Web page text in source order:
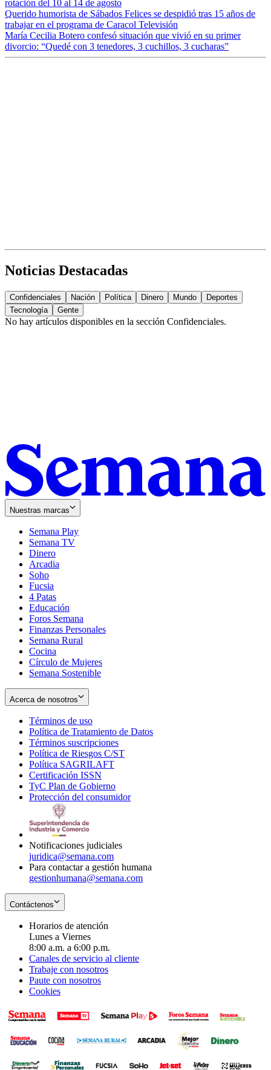
rotación del 10 al 14 de agosto
Querido humorista de Sábados Felices se despidió tras 15 años de
trabajar en el programa de Caracol Televisión
María Cecilia Botero confesó situación que vivió en su primer
divorcio: “Quedé con 3 tenedores, 3 cuchillos, 3 cucharas”
Noticias Destacadas
Confidenciales Nación Política Dinero Mundo
Deportes
Tecnología
Gente
No hay artículos disponibles en la sección Confidenciales.
Nuestras marcas
Semana Play
Semana TV
Dinero
Arcadia
Soho
in
new
window
Fucsia
in
new
window
4 Patas
Educación
Foros Semana
Finanzas Personales
Semana Rural
Cocina
Círculo de Mujeres
Semana Sostenible
Acerca de nosotros
Términos de uso
in
new
window
Política de Tratamiento de Datos
Términos suscripciones
in
Política de Riesgos C/ST
Política SAGRILAFT
new
window
Certificación ISSN
in
new
TyC Plan de Gobierno
in
Protección del consumidorOpens
Notificaciones judiciales
juridica@semana.com
Para contactar a gestión humana
gestionhumana@semana.com
Contáctenos
Horarios de atención
Lunes a Viernes
8:00 a.m. a 6:00 p.m.
Canales de servicio al cliente
Trabaje con nosotros
Paute con nosotros
Cookies